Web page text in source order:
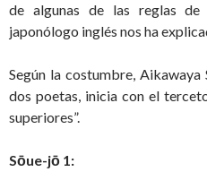
de algunas de las reglas
japonólogo inglés nos ha
Según la costumbre, Aikawaya
dos poetas, inicia con el
superiores”.
Sōue-jō 1: